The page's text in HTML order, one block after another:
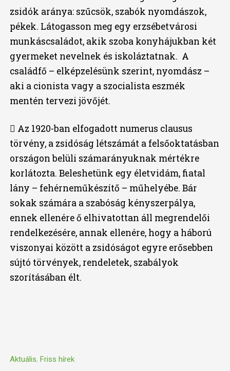
zsidók aránya: szűcsök, szabók nyomdászok,
pékek. Látogasson meg egy erzsébetvárosi
munkáscsaládot, akik szoba konyhájukban két
gyermeket nevelnek és iskoláztatnak. A
családfő – elképzelésünk szerint, nyomdász –
aki a cionista vagy a szocialista eszmék
mentén tervezi jövőjét.
 Az 1920-ban elfogadott numerus clausus
törvény, a zsidóság létszámát a felsőoktatásban
országon belüli számarányuknak mértékre
korlátozta. Beleshetünk egy életvidám, fiatal
lány – fehérneműkészítő – műhelyébe. Bár
sokak számára a szabóság kényszerpálya,
ennek ellenére ő elhivatottan áll megrendelői
rendelkezésére, annak ellenére, hogy a háború
viszonyai között a zsidóságot egyre erősebben
sújtó törvények, rendeletek, szabályok
szorításában élt.
Aktuális, Friss hírek